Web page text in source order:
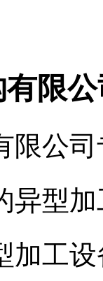
限
限公
异型
加工